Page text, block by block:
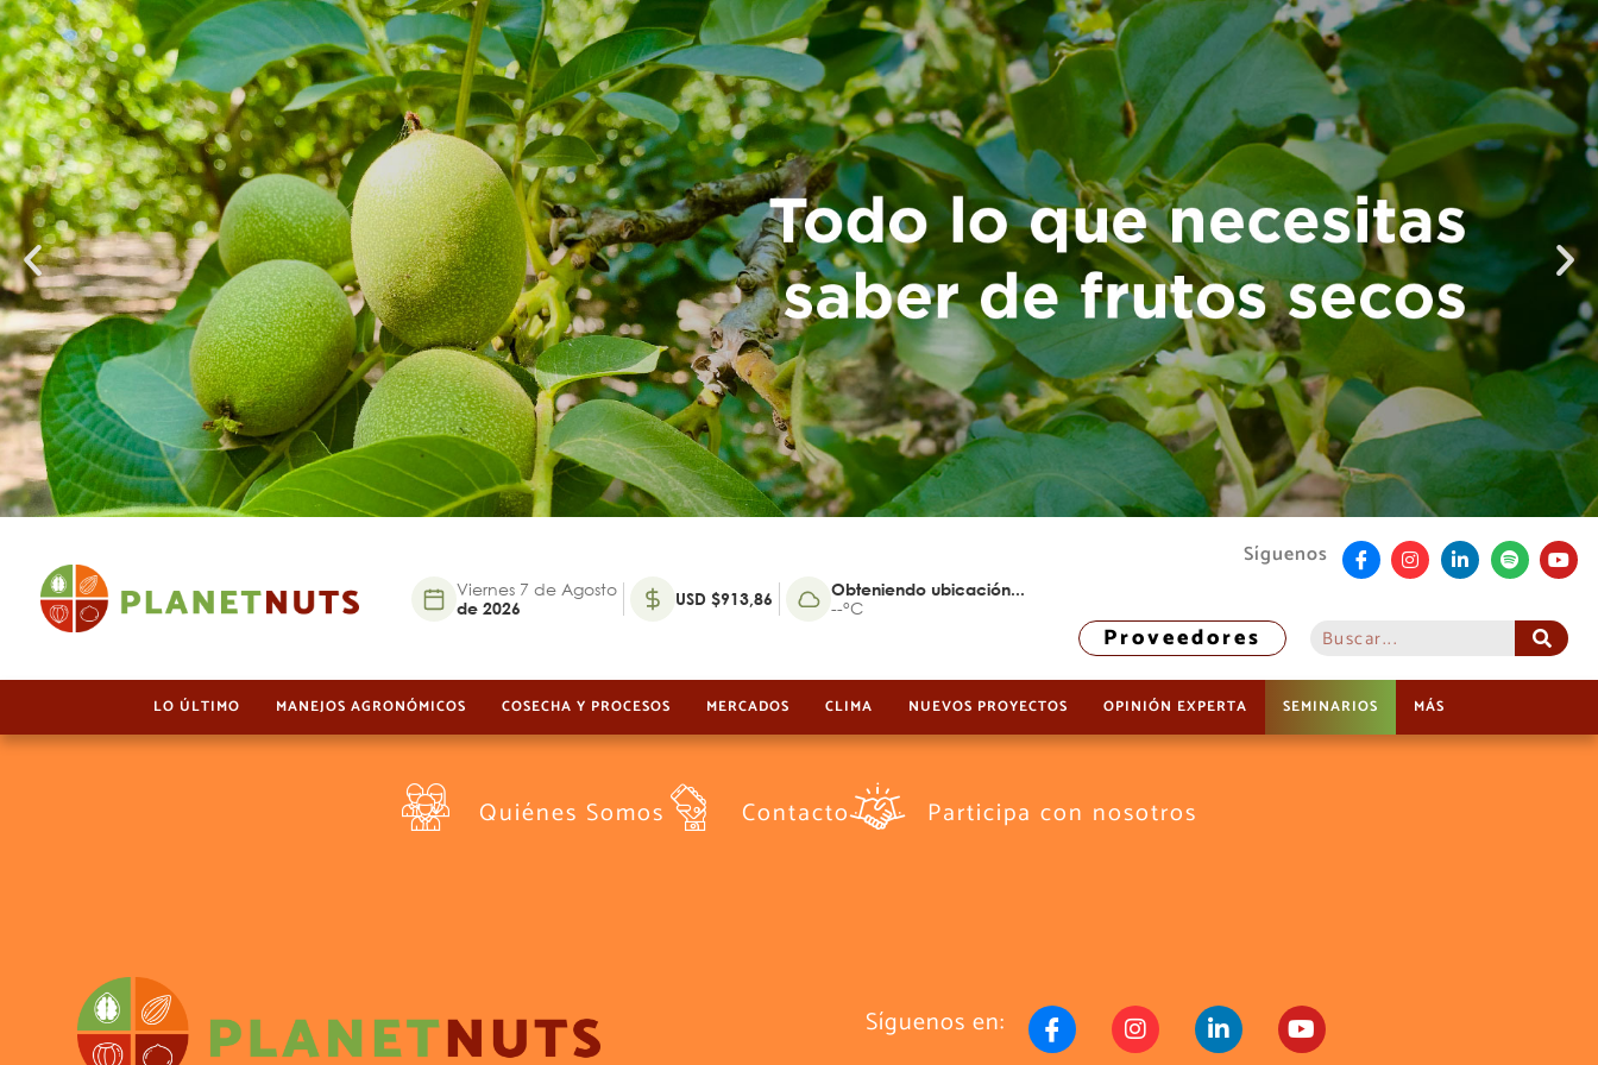
Viernes 7 de Agosto
de 2026 USD $913,86 Obteniendo ubicación...
--°C
Síguenos
Proveedores
LO ÚLTIMO MANEJOS AGRONÓMICOS COSECHA Y PROCESOS MERCADOS CLIMA NUEVOS PROYECTOS OPINIÓN EXPERTA SEMINARIOS MÁS
Quiénes Somos Contacto Participa con nosotros
Síguenos en: